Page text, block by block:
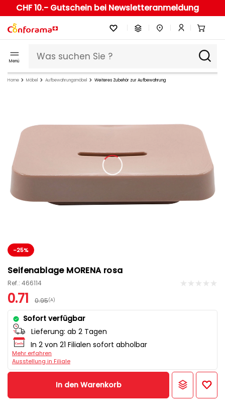
CHF 10.- Gutschein bei Newsletteranmeldung
Menü
Home Möbel Aufbewahrungsmöbel Weiteres Zubehör zur Aufbewahrung
-25%
Seifenablage MORENA rosa
Ref.: 466114
0.71 0.95(A)
Sofort verfügbar
Lieferung: ab 2 Tagen
In 2 von 21 Filialen sofort abholbar
Mehr erfahren
Ausstellung in Filiale
In den Warenkorb